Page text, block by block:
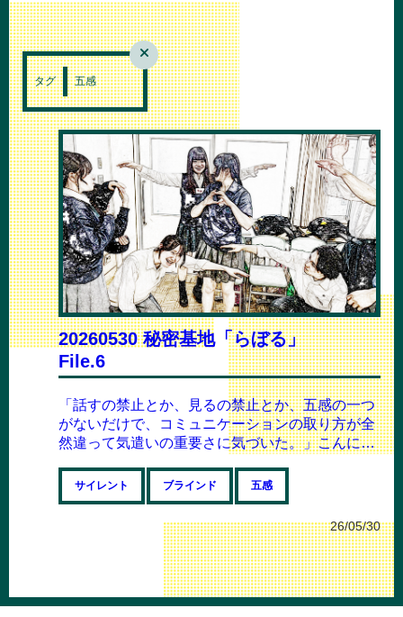
タグ 五感
20260530 秘密基地「らぼる」
File.6
「話すの禁止とか、見るの禁止とか、五感の一つ
がないだけで、コミュニケーションの取り方が全
然違って気遣いの重要さに気づいた。」こんにち
サイレント ブラインド 五感
26/05/30